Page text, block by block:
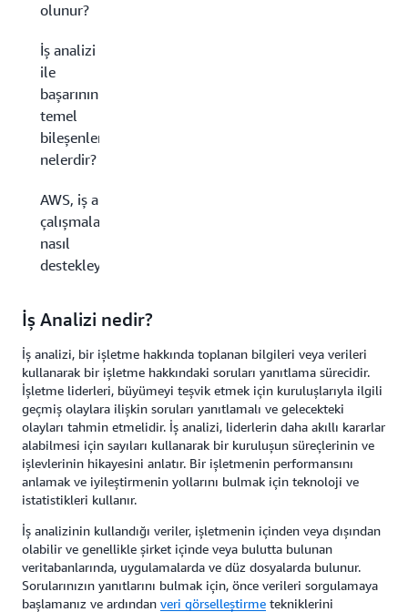
olunur?
İş analizi
ile
başarının
temel
bileşenleri
nelerdir?
AWS, iş analizi
çalışmalarınızı
nasıl
destekleyebilir?
İş Analizi nedir?
İş analizi, bir işletme hakkında toplanan bilgileri veya verileri
kullanarak bir işletme hakkındaki soruları yanıtlama sürecidir.
İşletme liderleri, büyümeyi teşvik etmek için kuruluşlarıyla ilgili
geçmiş olaylara ilişkin soruları yanıtlamalı ve gelecekteki
olayları tahmin etmelidir. İş analizi, liderlerin daha akıllı kararlar
alabilmesi için sayıları kullanarak bir kuruluşun süreçlerinin ve
işlevlerinin hikayesini anlatır. Bir işletmenin performansını
anlamak ve iyileştirmenin yollarını bulmak için teknoloji ve
istatistikleri kullanır.
İş analizinin kullandığı veriler, işletmenin içinden veya dışından
olabilir ve genellikle şirket içinde veya bulutta bulunan
veritabanlarında, uygulamalarda ve düz dosyalarda bulunur.
Sorularınızın yanıtlarını bulmak için, önce verileri sorgulamaya
başlamanız ve ardından veri görselleştirme tekniklerini